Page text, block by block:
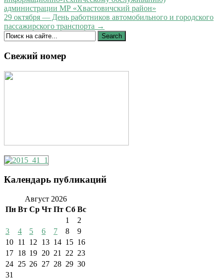
администрации МР «Хвастовичский район»
29 октября — День работников автомобильного и городского
пассажирского транспорта →
Свежий номер
Календарь публикаций
Август 2026
Пн Вт Ср Чт Пт Сб Вс
1
2
3
4 5 6 7 8
9
10 11 12 13 14 15 16
17 18 19 20 21 22 23
24 25 26 27 28 29 30
31